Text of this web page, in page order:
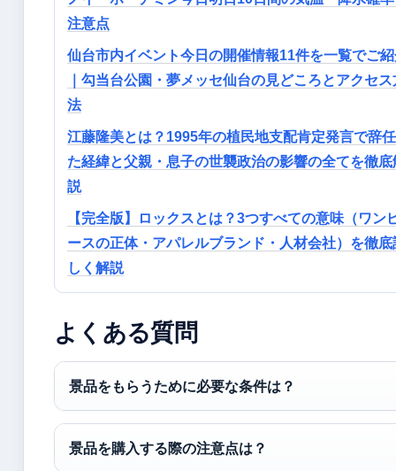
注意点
仙台市内イベント今日の開催情報11件を一覧でご
｜勾当台公園・夢メッセ仙台の見どころとアクセス
法
江藤隆美とは？1995年の植民地支配肯定発言で辞
た経緯と父親・息子の世襲政治の影響の全てを徹底
説
【完全版】ロックスとは？3つすべての意味（ワン
ースの正体・アパレルブランド・人材会社）を徹底
しく解説
よくある質問
景品をもらうために必要な条件は？
景品を購入する際の注意点は？